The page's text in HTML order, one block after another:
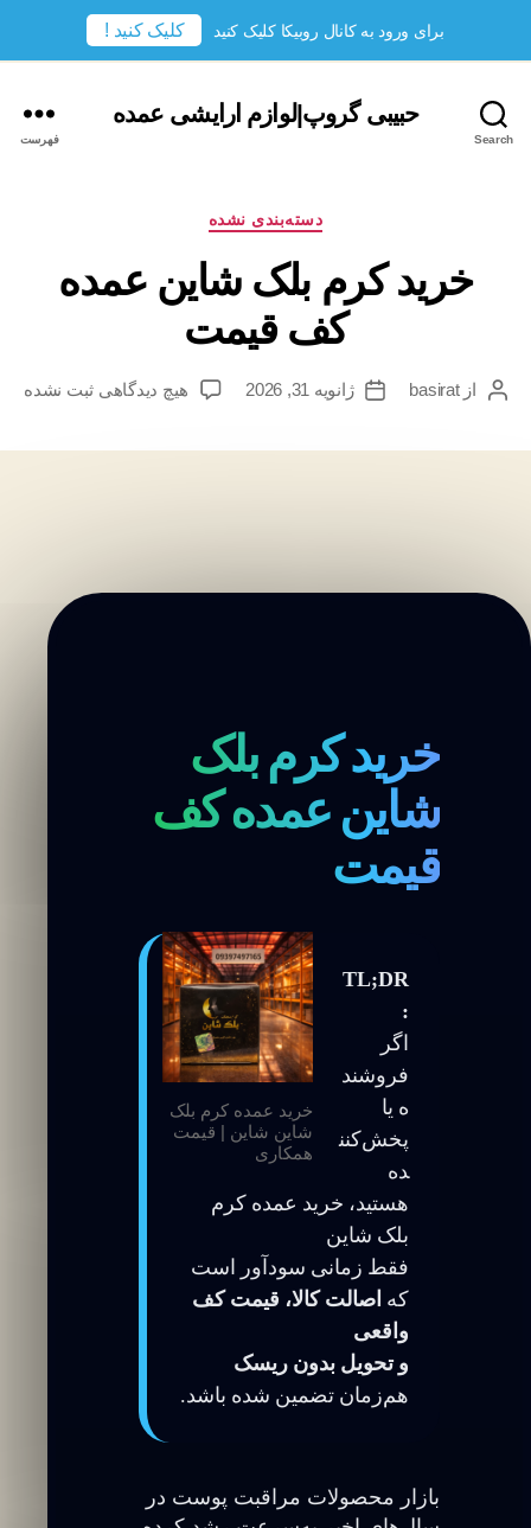
Search
حبیبی گروپ|لوازم ارایشی عمده
فهرست
دسته‌ها
دسته‌بندی نشده
خرید کرم بلک شاین عمده
کف قیمت
نویسندهٔ
ازbasirat
تاریخژانویه 31, 2026 هیچ دیدگاهی برای
ثبت نشده
خرید کرم بلک
شاین عمده کف
قیمت
خرید عمده کرم بلک
شاین شاین | قیمت
همکاری
TL;DR
:
اگر
فروشند
ه یا
پخش‌کنن
ده
هستید، خرید عمده کرم
بلک شاین
فقط زمانی سودآور است
که اصالت کالا، قیمت کف
واقعی
و تحویل بدون ریسک
هم‌زمان تضمین شده باشد.
بازار محصولات مراقبت پوست در
برای ورود به کانال روبیکا کلیک کنید کلیک کنید !